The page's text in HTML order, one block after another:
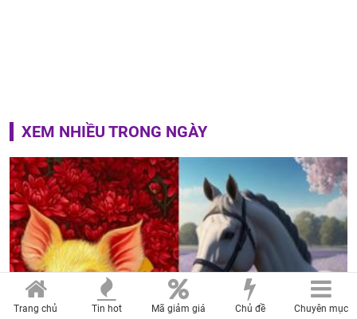
XEM NHIỀU TRONG NGÀY
Trang chủ Tin hot Mã giảm giá Chủ đề Chuyên mục